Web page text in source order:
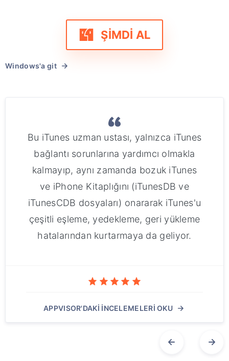
ŞİMDİ AL
Windows'a git
Bu iTunes uzman ustası, yalnızca iTunes
bağlantı sorunlarına yardımcı olmakla
kalmayıp, aynı zamanda bozuk iTunes
ve iPhone Kitaplığını (iTunesDB ve
iTunesCDB dosyaları) onararak iTunes'u
çeşitli eşleme, yedekleme, geri yükleme
hatalarından kurtarmaya da geliyor.
APPVISOR'DAKİ İNCELEMELERİ OKU